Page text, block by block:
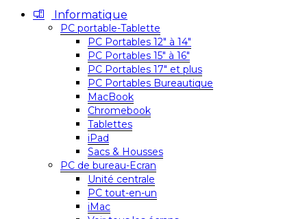
Informatique
PC portable-Tablette
PC Portables 12″ à 14″
PC Portables 15″ à 16″
PC Portables 17″ et plus
PC Portables Bureautique
MacBook
Chromebook
Tablettes
iPad
Sacs & Housses
PC de bureau-Ecran
Unité centrale
PC tout-en-un
iMac